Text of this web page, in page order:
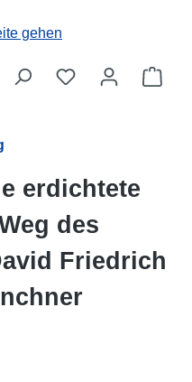
erdichtete
des
Friedrich